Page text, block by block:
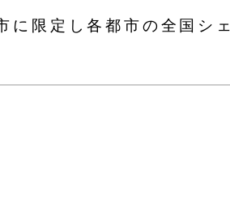
に限定し各都市の全国シ